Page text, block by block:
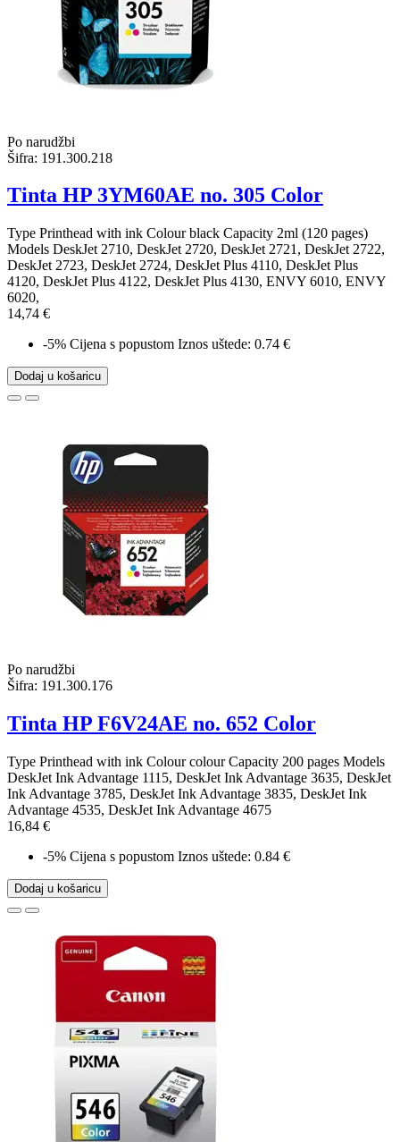
Po narudžbi
Šifra: 191.300.218
Tinta HP 3YM60AE no. 305 Color
Type Printhead with ink Colour black Capacity 2ml (120 pages)
Models DeskJet 2710, DeskJet 2720, DeskJet 2721, DeskJet 2722,
DeskJet 2723, DeskJet 2724, DeskJet Plus 4110, DeskJet Plus
4120, DeskJet Plus 4122, DeskJet Plus 4130, ENVY 6010, ENVY
6020,
14,74 €
-5% Cijena s popustom Iznos uštede: 0.74 €
Dodaj u košaricu
Po narudžbi
Šifra: 191.300.176
Tinta HP F6V24AE no. 652 Color
Type Printhead with ink Colour colour Capacity 200 pages Models
DeskJet Ink Advantage 1115, DeskJet Ink Advantage 3635, DeskJet
Ink Advantage 3785, DeskJet Ink Advantage 3835, DeskJet Ink
Advantage 4535, DeskJet Ink Advantage 4675
16,84 €
-5% Cijena s popustom Iznos uštede: 0.84 €
Dodaj u košaricu